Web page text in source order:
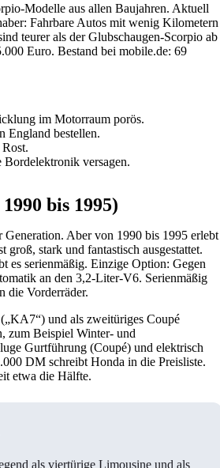
Modelle aus allen Baujahren. Aktuell
Fahrbare Autos mit wenig Kilometern
teurer als der Glubschaugen-Scorpio ab
Euro. Bestand bei mobile.de: 69
im Motorraum porös.
England bestellen.
Bordelektronik versagen.
bis 1995)
Generation. Aber von 1990 bis 1995 erlebt
stark und fantastisch ausgestattet.
es serienmäßig. Einzige Option: Gegen
an den 3,2-Liter-V6. Serienmäßig
die Vorderräder.
und als zweitüriges Coupé
zum Beispiel Winter- und
Gurtführung (Coupé) und elektrisch
DM schreibt Honda in die Preisliste.
etwa die Hälfte.
als viertürige Limousine und als